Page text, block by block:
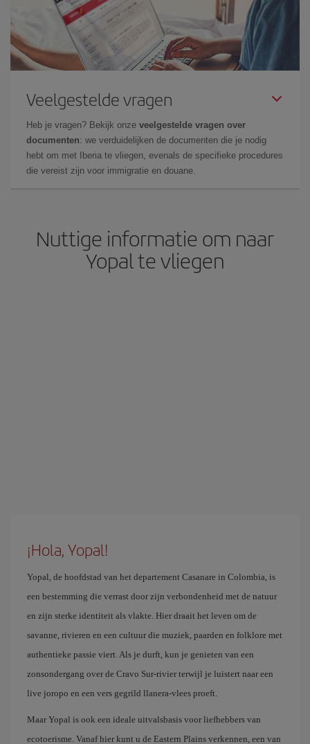
Veelgestelde vragen
Heb je vragen? Bekijk onze veelgestelde vragen over
documenten: we verduidelijken de documenten die je nodig
hebt om met Iberia te vliegen, evenals de specifieke procedures
die vereist zijn voor immigratie en douane.
Nuttige informatie om naar
Yopal te vliegen
¡Hola, Yopal!
Yopal, de hoofdstad van het departement Casanare in Colombia, is
een bestemming die verrast door zijn verbondenheid met de natuur
en zijn sterke identiteit als vlakte. Hier draait het leven om de
savanne, rivieren en een cultuur die muziek, paarden en folklore met
authentieke passie viert. Als je durft, kun je genieten van een
zonsondergang over de Cravo Sur-rivier terwijl je luistert naar een
live joropo en een vers gegrild llanera-vlees proeft.
Maar Yopal is ook een ideale uitvalsbasis voor liefhebbers van
ecotoerisme. Vanaf hier kunt u de Eastern Plains verkennen, een van